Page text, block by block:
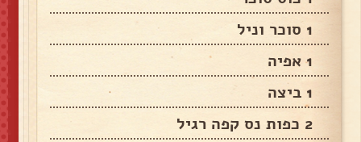
1 סוכר וניל
1 אפיה
1 ביצה
2 כפות נס קפה רגיל